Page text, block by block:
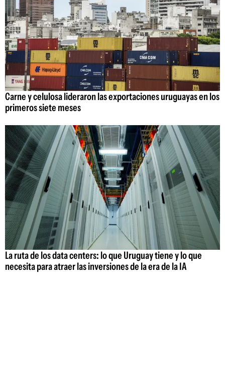
Carne y celulosa lideraron las exportaciones uruguayas en los
primeros siete meses
La ruta de los data centers: lo que Uruguay tiene y lo que
necesita para atraer las inversiones de la era de la IA